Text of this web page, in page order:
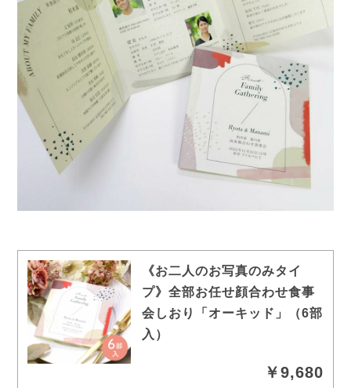
《お二人のお写真のみタイ
プ》全部お任せ顔合わせ食事
会しおり「オーキッド」（6部
入）
￥9,680